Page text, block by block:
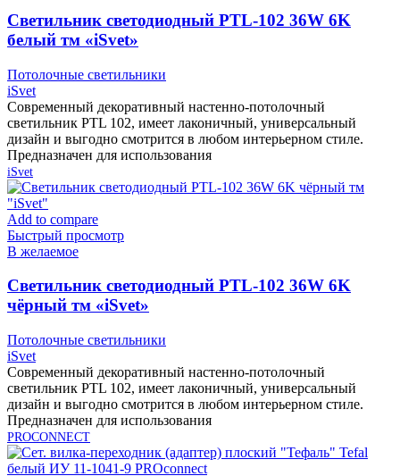
Cветильник светодиодный PTL-102 36W 6K
белый тм «iSvet»
Потолочные светильники
iSvet
Современный декоративный настенно-потолочный
светильник PTL 102, имеет лаконичный, универсальный
дизайн и выгодно смотрится в любом интерьерном стиле.
Предназначен для использования
iSvet
Add to compare
Быстрый просмотр
В желаемое
Cветильник светодиодный PTL-102 36W 6K
чёрный тм «iSvet»
Потолочные светильники
iSvet
Современный декоративный настенно-потолочный
светильник PTL 102, имеет лаконичный, универсальный
дизайн и выгодно смотрится в любом интерьерном стиле.
Предназначен для использования
PROCONNECT